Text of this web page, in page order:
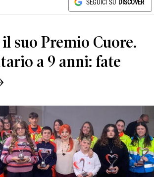
SEGUICI SU DISCOVER
suo Premio Cuore.
a 9 anni: fate